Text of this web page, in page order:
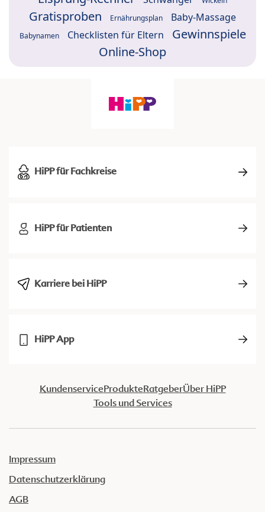
Gratisproben Ernährungsplan Baby-Massage
Babynamen Checklisten für Eltern
Gewinnspiele
Online-Shop
HiPP für Fachkreise
HiPP für Patienten
Karriere bei HiPP
HiPP App
KundenserviceProdukteRatgeberÜber HiPP
Tools und Services
Impressum
Datenschutzerklärung
AGB